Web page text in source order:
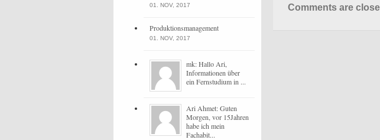
Comments are
01. NOV, 2017
Produktionsmanagement
01. NOV, 2017
mk: Hallo Ari,
Informationen über
ein Fernstudium in ...
Ari Ahmet: Guten
Morgen, vor 15Jahren
habe ich mein
Fachabit...